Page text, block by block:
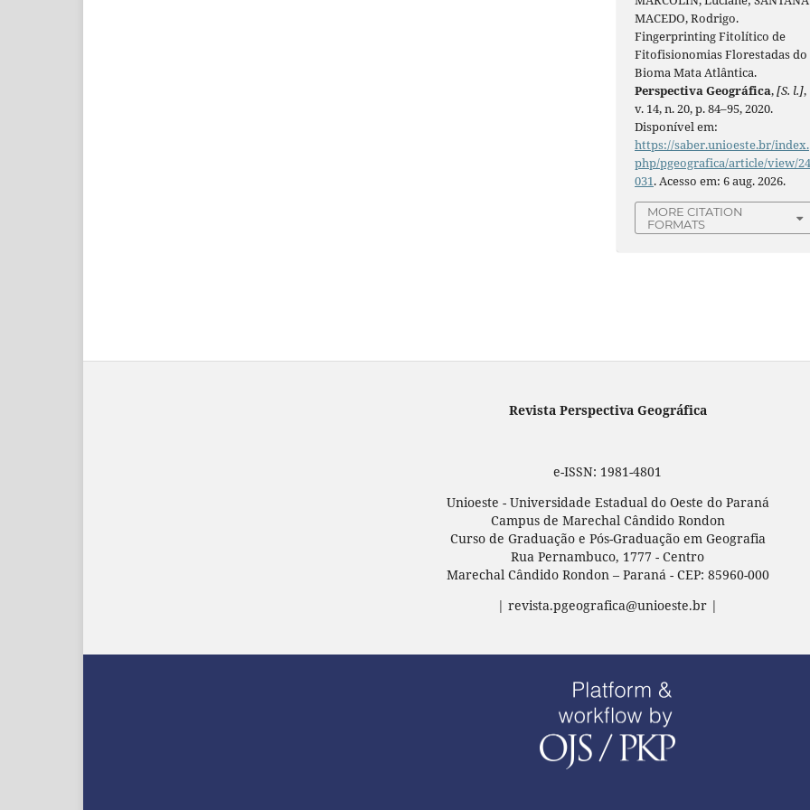
MACEDO, Rodrigo.
Fingerprinting Fitolítico de
Fitofisionomias Florestadas do
Bioma Mata Atlântica.
Perspectiva Geográfica,[S. l.],
v. 14, n. 20, p. 84–95, 2020.
Disponível em:
https://saber.unioeste.br/index.
php/pgeografica/article/view/
031. Acesso em: 6 aug. 2026.
MORE CITATION
FORMATS
Revista Perspectiva Geográfica
e-ISSN: 1981-4801
Unioeste - Universidade Estadual do Oeste do Paraná
Campus de Marechal Cândido Rondon
Curso de Graduação e Pós-Graduação em Geografia
Rua Pernambuco, 1777 - Centro
Marechal Cândido Rondon – Paraná - CEP: 85960-000
| revista.pgeografica@unioeste.br |